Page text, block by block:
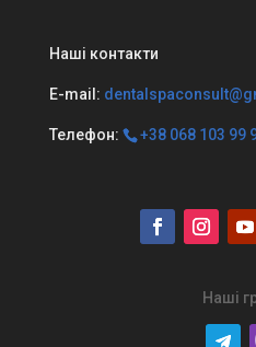
Наші контакти
E-mail:
Телефон: +38 068 103 99
Наші